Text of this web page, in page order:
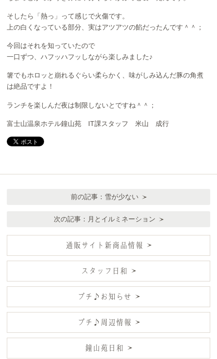
そしたら「熱っ」って感じで火傷です。
上の白くなっている部分、実はアツアツの餡だったんです＾＾；
今回はそれを知っていたので
一口ずつ、ハフッハフッしながら楽しみました♪
箸でもホロッと崩れるぐらい柔らかく、味がしみ込んだ豚の角煮
は絶品ですよ！
ランチを楽しんだ夜は制限しないとですね＾＾；
富士山温泉ホテル鐘山苑 IT課スタッフ 米山 成行
前の記事： 雪が少ない
次の記事： 月とイルミネーション
通販サイト新商品情報
スタッフ日和
プチ♪お知らせ
プチ♪周辺情報
鐘山苑日和